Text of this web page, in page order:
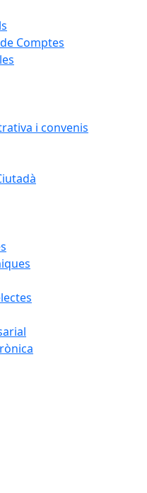
Comptes
i convenis